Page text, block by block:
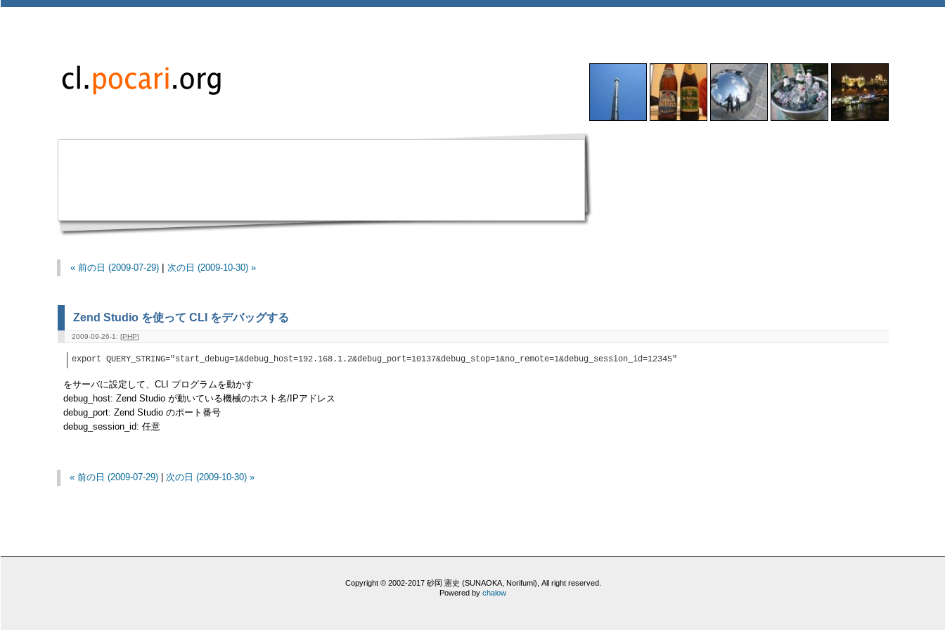
« 前の日 (2009-07-29)| 次の日 (2009-10-30) »
Zend Studio を使って CLI をデバッグする
2009-09-26-1: [PHP]
export QUERY_STRING="start_debug=1&debug_host=192.168.1.2&debug_port=10137&debug_stop=1&no_remote=1&debug_session_id=12345"
をサーバに設定して、CLI プログラムを動かす
debug_host: Zend Studio が動いている機械のホスト名/IPアドレス
debug_port: Zend Studio のポート番号
debug_session_id: 任意
« 前の日 (2009-07-29) |次の日 (2009-10-30) »
Copyright © 2002-2017 砂岡 憲史 (SUNAOKA, Norifumi), All right reserved.
Powered by chalow